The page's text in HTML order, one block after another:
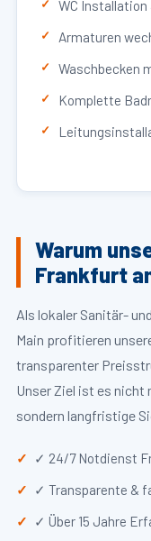
WC
Armaturen
Waschbecken
Komplette
Warum
Frankfurt
Als lokaler Sanitär-
Main profitieren
transparenter
Unser Ziel ist es nicht
sondern langfristige
✓ 24/7 Notdienst
✓ Transparente &
✓ Über 15 Jahre